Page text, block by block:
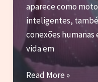
aparece como
inteligentes,
conexões
vida em
Cultura
Read More »